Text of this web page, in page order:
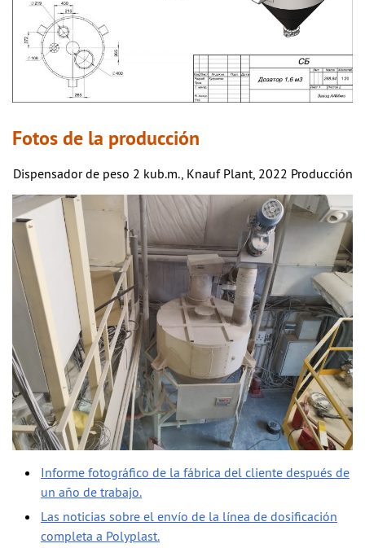
Fotos de la producción
Dispensador de peso 2 kub.m., Knauf Plant, 2022 Producción
Informe fotográfico de la fábrica del cliente después de
un año de trabajo.
Las noticias sobre el envío de la línea de dosificación
completa a Polyplast.